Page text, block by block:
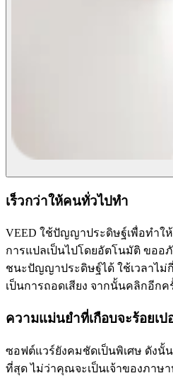
เร็วกว่าให้คนทั่วไปทำ
VEED ใช้ปัญญาประดิษฐ์เพื่อทำใ
การแปลเป็นไปโดยอัตโนมัติ ขออ
ชนะปัญญาประดิษฐ์ได้ ใช้เวลาไม่
เป็นการถอดเสียง จากนั้นคลิกอีกค
ความแม่นยำที่เกือบจะร้อยเป
ซอฟต์แวร์ยังคมชัดเป็นพิเศษ ดังนั้
ที่สุด ไม่ว่าคุณจะเป็นเจ้าของภาษ